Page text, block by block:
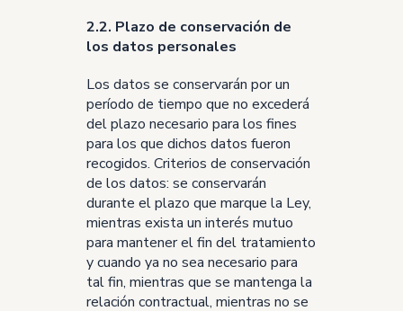
2.2. Plazo de conservación de
los datos personales
Los datos se conservarán por un
período de tiempo que no excederá
del plazo necesario para los fines
para los que dichos datos fueron
recogidos. Criterios de conservación
de los datos: se conservarán
durante el plazo que marque la Ley,
mientras exista un interés mutuo
para mantener el fin del tratamiento
y cuando ya no sea necesario para
tal fin, mientras que se mantenga la
relación contractual, mientras no se